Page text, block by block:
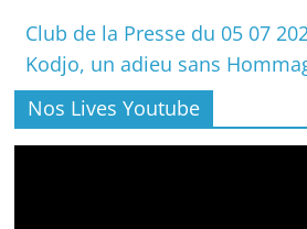
Club de la Presse du 05 07
Kodjo, un adieu sans
Nos Lives Youtube